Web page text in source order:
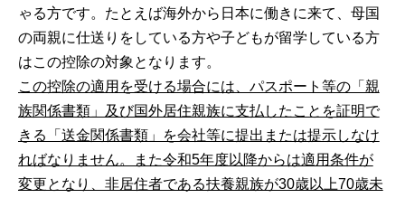
ゃる方です。たとえば海外から日本に働きに来て、母国
の両親に仕送りをしている方や子どもが留学している方
はこの控除の対象となります。
この控除の適用を受ける場合には、パスポート等の「親
族関係書類」及び国外居住親族に支払したことを証明で
きる「送金関係書類」を会社等に提出または提示しなけ
ればなりません。また令和5年度以降からは適用条件が
変更となり、非居住者である扶養親族が30歳以上70歳未